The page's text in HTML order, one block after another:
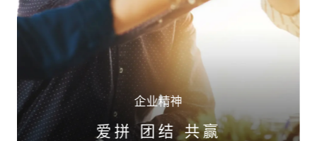
企业精神
爱拼 团结 共赢